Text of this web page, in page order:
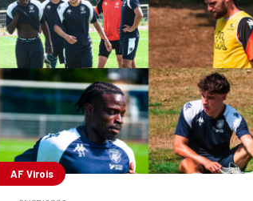
AF Virois